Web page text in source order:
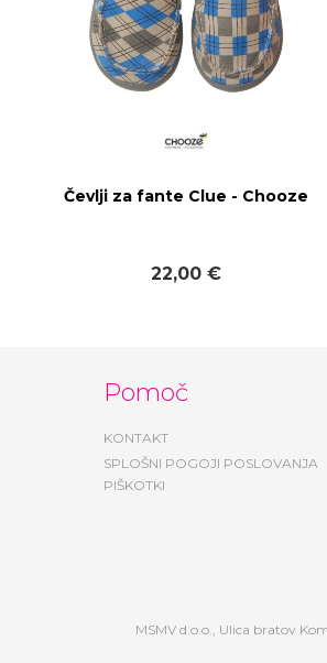
Čevlji za fante Clue - Chooze
22,00 €
Pomoč
KONTAKT
SPLOŠNI POGOJI POSLOVANJA
PIŠKOTKI
MSMV d.o.o., Ulica bratov